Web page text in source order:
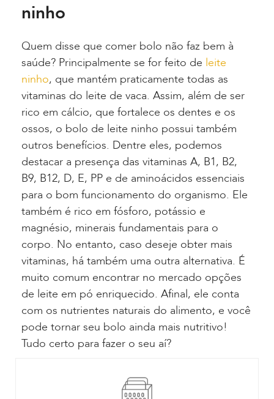
ninho
Quem disse que comer bolo não faz bem à
saúde? Principalmente se for feito de leite
ninho, que mantém praticamente todas as
vitaminas do leite de vaca. Assim, além de ser
rico em cálcio, que fortalece os dentes e os
ossos, o bolo de leite ninho possui também
outros benefícios. Dentre eles, podemos
destacar a presença das vitaminas A, B1, B2,
B9, B12, D, E, PP e de aminoácidos essenciais
para o bom funcionamento do organismo. Ele
também é rico em fósforo, potássio e
magnésio, minerais fundamentais para o
corpo. No entanto, caso deseje obter mais
vitaminas, há também uma outra alternativa. É
muito comum encontrar no mercado opções
de leite em pó enriquecido. Afinal, ele conta
com os nutrientes naturais do alimento, e você
pode tornar seu bolo ainda mais nutritivo!
Tudo certo para fazer o seu aí?